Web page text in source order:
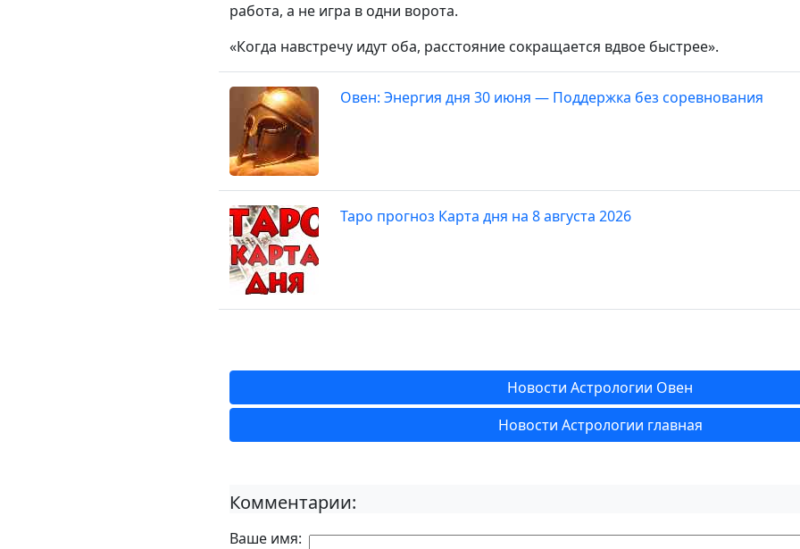
работа, а не игра в одни ворота.
«Когда навстречу идут оба, расстояние сокращается вдвое быстрее».
Овен: Энергия дня 30 июня — Поддержка без соревнования
Таро прогноз Карта дня на 8 августа 2026
Новости Астрологии Овен
Новости Астрологии главная
Комментарии:
Ваше имя: